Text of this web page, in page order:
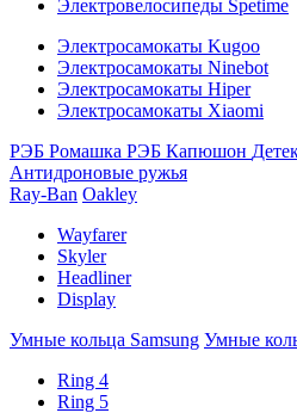
Электровелосипеды Spetime
Электросамокаты Kugoo
Электросамокаты Ninebot
Электросамокаты Hiper
Электросамокаты Xiaomi
РЭБ Ромашка РЭБ Капюшон
Антидроновые ружья
Ray-Ban Oakley
Wayfarer
Skyler
Headliner
Display
Умные кольца Samsung Умные
Ring 4
Ring 5